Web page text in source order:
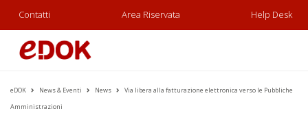
Help Desk
Area Riservata
Contatti
eDOK News & Eventi News
Via libera alla fatturazione elettronica verso le Pubbliche
Amministrazioni